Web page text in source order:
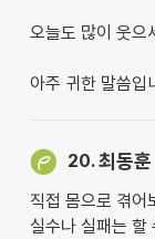
오늘도 많이 웃으
아주 귀한 말씀입
20.최동훈
직접 몸으로 겪어
실수나 실패는 할